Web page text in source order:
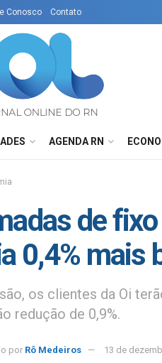
Conosco Contato
AGENDA RN
de
0,4% mais
os clientes da Oi
redução de 0,9%.
por Rô Medeiros 13 de